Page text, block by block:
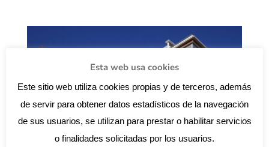
Esta web usa cookies
Este sitio web utiliza cookies propias y de terceros, además
de servir para obtener datos estadísticos de la navegación
de sus usuarios, se utilizan para prestar o habilitar servicios
o finalidades solicitadas por los usuarios.